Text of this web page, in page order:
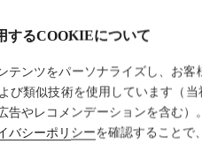
するCOOKIEについて
テンツをパーソナライズし、お客
び類似技術を使用しています（
告やレコメンデーションを含む
バシーポリシーを確認することで